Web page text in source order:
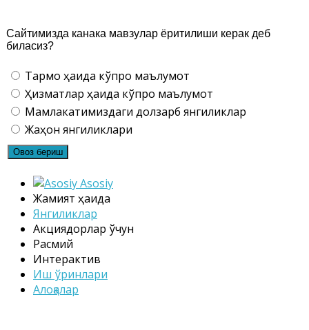
Сайтимизда канака мавзулар ёритилиши керак деб
биласиз?
Тармоқ ҳақида кўпроқ маълумот
Ҳизматлар ҳақида кўпроқ маълумот
Мамлакатимиздаги долзарб янгиликлар
Жаҳон янгиликлари
Asosiy
Жамият ҳақида
Янгиликлар
Акциядорлар ўчун
Расмий
Интерактив
Иш ўринлари
Алоқалар